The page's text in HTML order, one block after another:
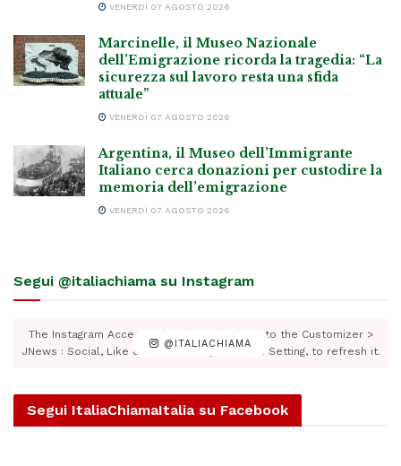
VENERDÌ 07 AGOSTO 2026
Marcinelle, il Museo Nazionale
dell’Emigrazione ricorda la tragedia: “La
sicurezza sul lavoro resta una sfida
attuale”
VENERDÌ 07 AGOSTO 2026
Argentina, il Museo dell’Immigrante
Italiano cerca donazioni per custodire la
memoria dell’emigrazione
VENERDÌ 07 AGOSTO 2026
Segui @italiachiama su Instagram
@ITALIACHIAMA
The Instagram Access Token is expired, Go to the Customizer >
JNews : Social, Like & View > Instagram Feed Setting, to refresh it.
Segui ItaliaChiamaItalia su Facebook